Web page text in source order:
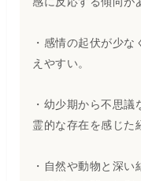
・感情の起伏が少
えやすい。
・幼少期から不思
霊的な存在を感じた
・自然や動物と深